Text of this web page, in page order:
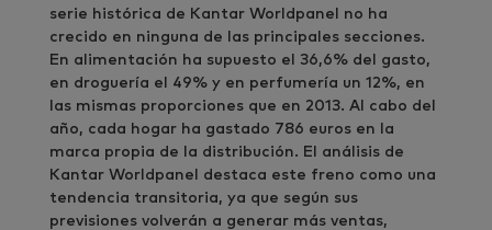
serie histórica de Kantar Worldpanel no ha
crecido en ninguna de las principales secciones.
En alimentación ha supuesto el 36,6% del gasto,
en droguería el 49% y en perfumería un 12%, en
las mismas proporciones que en 2013. Al cabo del
año, cada hogar ha gastado 786 euros en la
marca propia de la distribución. El análisis de
Kantar Worldpanel destaca este freno como una
tendencia transitoria, ya que según sus
previsiones volverán a generar más ventas,